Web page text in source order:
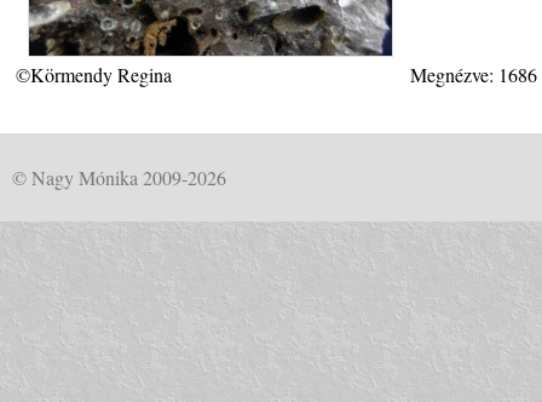
©Körmendy Regina Megnézve:
© Nagy Mónika 2009-2026